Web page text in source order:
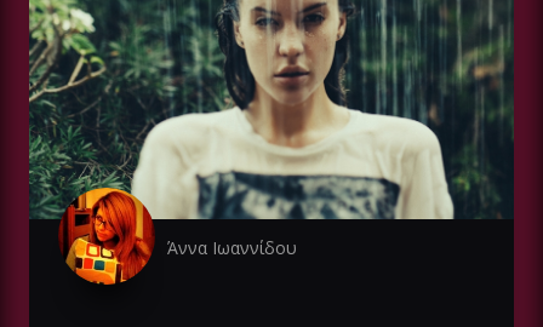
Άννα Ιωαννίδου